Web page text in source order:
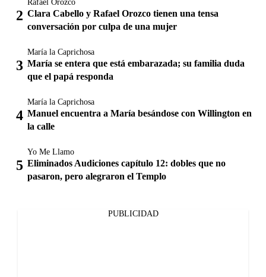
Rafael Orozco
Clara Cabello y Rafael Orozco tienen una tensa
conversación por culpa de una mujer
María la Caprichosa
María se entera que está embarazada; su familia duda
que el papá responda
María la Caprichosa
Manuel encuentra a María besándose con Willington en
la calle
Yo Me Llamo
Eliminados Audiciones capítulo 12: dobles que no
pasaron, pero alegraron el Templo
PUBLICIDAD